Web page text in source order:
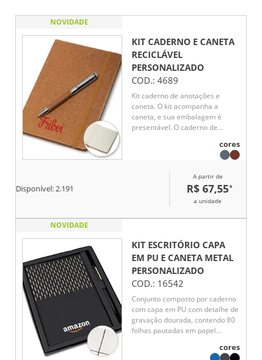
NOVIDADE
KIT CADERNO E CANETA
RECICLÁVEL
PERSONALIZADO
COD.: 4689
Kit caderno de anotações e
caneta. O kit acompanha a
caneta, e sua embalagem é
presentável. O caderno de
representação do couro, em
pautadas na cor bege
cores
Disponível:2.191
A partir de
R$ 67,55*
a unidade
NOVIDADE
KIT ESCRITÓRIO CAPA
EM PU E CANETA METAL
PERSONALIZADO
COD.: 16542
Conjunto composto por caderno
com capa em PU com detalhe de
gravação dourada, contendo 80
folhas pautadas em papel
twist em alumínio reciclado nacores